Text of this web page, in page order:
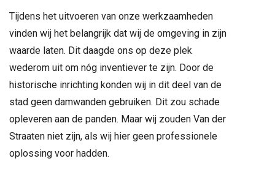
Tijdens het uitvoeren van onze werkzaamheden
vinden wij het belangrijk dat wij de omgeving in zijn
waarde laten. Dit daagde ons op deze plek
wederom uit om nóg inventiever te zijn. Door de
historische inrichting konden wij in dit deel van de
stad geen damwanden gebruiken. Dit zou schade
opleveren aan de panden. Maar wij zouden Van der
Straaten niet zijn, als wij hier geen professionele
oplossing voor hadden.